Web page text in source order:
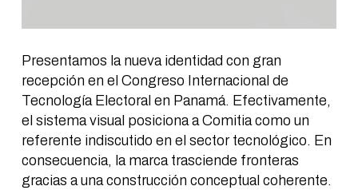
Presentamos la nueva identidad con gran
recepción en el Congreso Internacional de
Tecnología Electoral en Panamá. Efectivamente,
el sistema visual posiciona a Comitia como un
referente indiscutido en el sector tecnológico. En
consecuencia, la marca trasciende fronteras
gracias a una construcción conceptual coherente.